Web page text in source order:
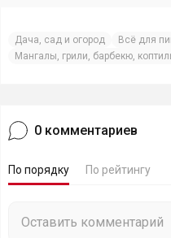
Дача, сад и огород
Всё для
Мангалы, грили, барбекю,
0 комментариев
По порядку По рейтингу